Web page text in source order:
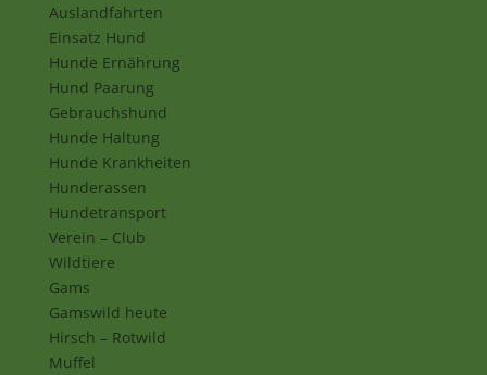
Auslandfahrten
Einsatz Hund
Hunde Ernährung
Hund Paarung
Gebrauchshund
Hunde Haltung
Hunde Krankheiten
Hunderassen
Hundetransport
Verein – Club
Wildtiere
Gams
Gamswild heute
Hirsch – Rotwild
Muffel